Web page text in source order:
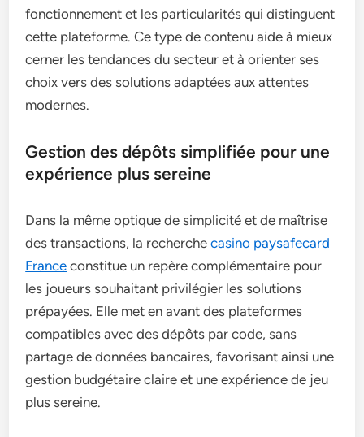
fonctionnement et les particularités qui distinguent
cette plateforme. Ce type de contenu aide à mieux
cerner les tendances du secteur et à orienter ses
choix vers des solutions adaptées aux attentes
modernes.
Gestion des dépôts simplifiée pour une
expérience plus sereine
Dans la même optique de simplicité et de maîtrise
des transactions, la recherchecasino paysafecard
France constitue un repère complémentaire pour
les joueurs souhaitant privilégier les solutions
prépayées. Elle met en avant des plateformes
compatibles avec des dépôts par code, sans
partage de données bancaires, favorisant ainsi une
gestion budgétaire claire et une expérience de jeu
plus sereine.